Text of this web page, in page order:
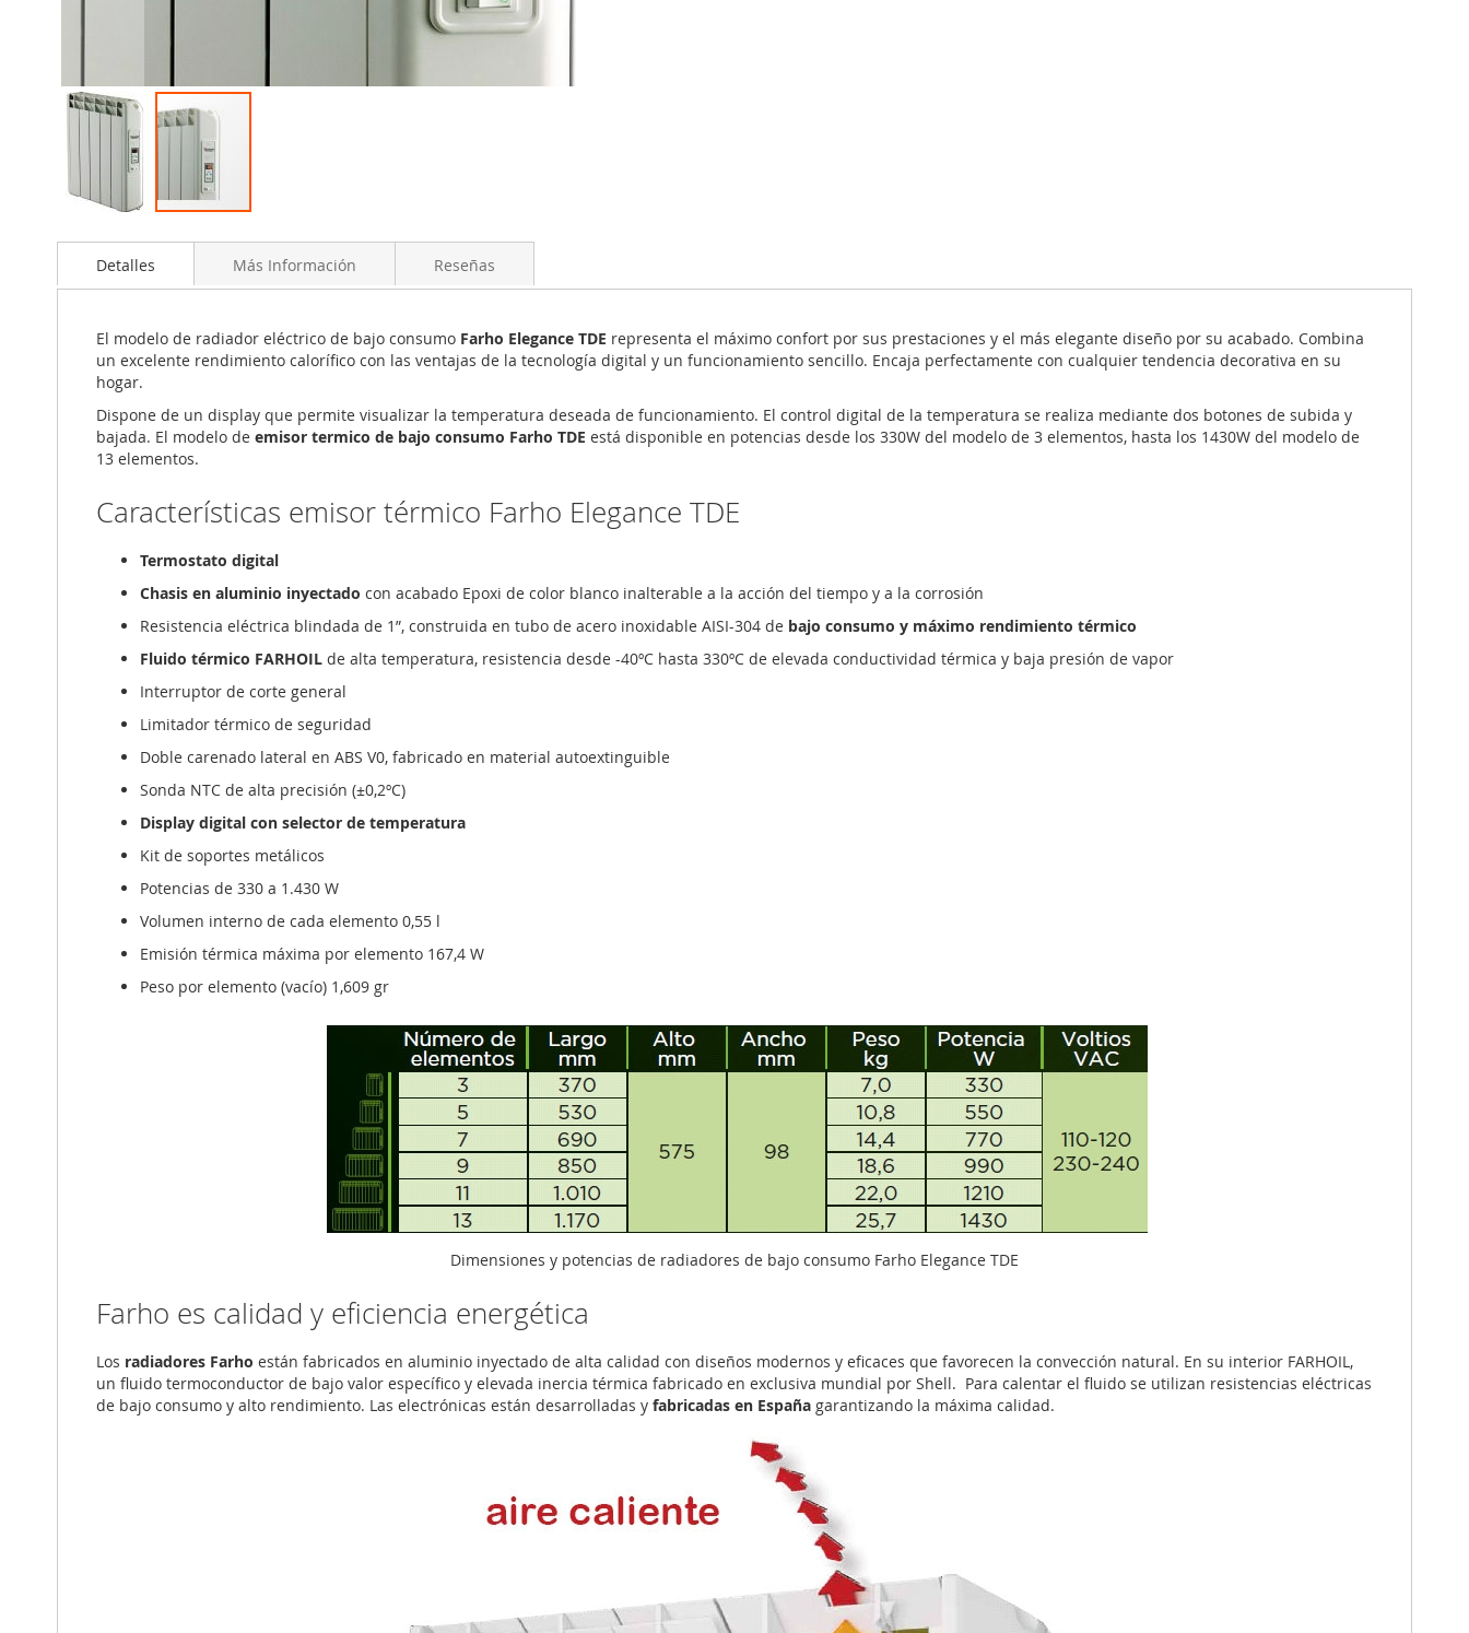
al
comienzo
de
galería
imágenes
Detalles
El modelo de radiador eléctrico de bajo consumo Farho Elegance TDE representa el máximo confort por sus prestaciones y el más elegante diseño por su acabado. Combina
un excelente rendimiento calorífico con las ventajas de la tecnología digital y un funcionamiento sencillo. Encaja perfectamente con cualquier tendencia decorativa en su
hogar.
Dispone de un display que permite visualizar la temperatura deseada de funcionamiento. El control digital de la temperatura se realiza mediante dos botones de subida y
bajada. El modelo de emisor termico de bajo consumo Farho TDE está disponible en potencias desde los 330W del modelo de 3 elementos, hasta los 1430W del modelo de
13 elementos.
Características emisor térmico Farho Elegance TDE
Termostato digital
Chasis en aluminio inyectado con acabado Epoxi de color blanco inalterable a la acción del tiempo y a la corrosión
Resistencia eléctrica blindada de 1”, construida en tubo de acero inoxidable AISI-304 de bajo consumo y máximo rendimiento térmico
Fluido térmico FARHOIL de alta temperatura, resistencia desde -40ºC hasta 330ºC de elevada conductividad térmica y baja presión de vapor
Interruptor de corte general
Limitador térmico de seguridad
Doble carenado lateral en ABS V0, fabricado en material autoextinguible
Sonda NTC de alta precisión (±0,2ºC)
Display digital con selector de temperatura
Kit de soportes metálicos
Potencias de 330 a 1.430 W
Volumen interno de cada elemento 0,55 l
Emisión térmica máxima por elemento 167,4 W
Peso por elemento (vacío) 1,609 gr
Dimensiones y potencias de radiadores de bajo consumo Farho Elegance TDE
Farho es calidad y eficiencia energética
Los radiadores Farho están fabricados en aluminio inyectado de alta calidad con diseños modernos y eficaces que favorecen la convección natural. En su interior FARHOIL,
un fluido termoconductor de bajo valor específico y elevada inercia térmica fabricado en exclusiva mundial por Shell. Para calentar el fluido se utilizan resistencias eléctricas
de bajo consumo y alto rendimiento. Las electrónicas están desarrolladas y fabricadas en España garantizando la máxima calidad.
Más Información Reseñas